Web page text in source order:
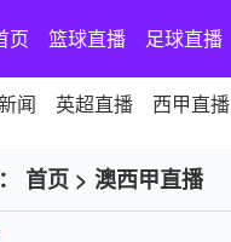
页 篮球直播 足球直播
闻 英超直播 西甲直播
首页 > 澳西甲直播